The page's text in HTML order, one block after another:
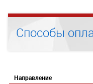
Способы
Направление